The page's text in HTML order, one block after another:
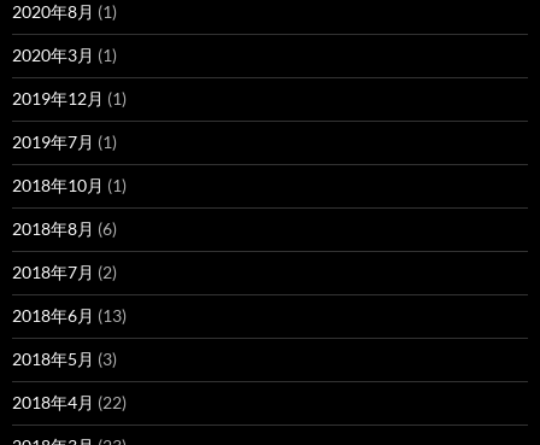
2020年8月 (1)
2020年3月 (1)
2019年12月 (1)
2019年7月 (1)
2018年10月 (1)
2018年8月 (6)
2018年7月 (2)
2018年6月 (13)
2018年5月 (3)
2018年4月 (22)